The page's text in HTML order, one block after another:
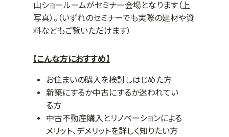
山ショールームがセミナー会場となります（上
写真）。（いずれのセミナーでも実際の建材や資
料などもご覧いただけます）
【こんな方におすすめ】
お住まいの購入を検討しはじめた方
新築にするか中古にするか迷われてい
る方
中古不動産購入とリノベーションによる
メリット、デメリットを詳しく知りたい方